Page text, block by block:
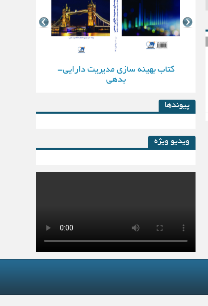
کتاب بهینه سازی مدیریت دارایی-
بدهی
پیوندها
ویدیو ویژه